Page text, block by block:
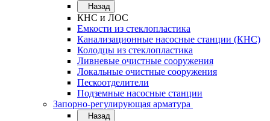
Назад
КНС и ЛОС
Емкости из стеклопластика
Канализационные насосные станции (КНС)
Колодцы из стеклопластика
Ливневые очистные сооружения
Локальные очистные сооружения
Пескоотделители
Подземные насосные станции
Запорно-регулирующая арматура
Назад